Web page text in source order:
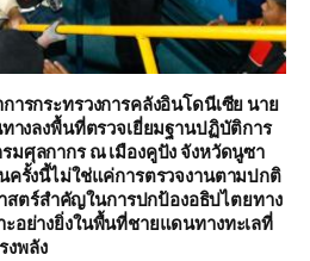
รกระทรวงการคลังอินโดนีเซีย นาย
างลงพื้นที่ตรวจเยี่ยมฐานปฏิบัติการ
มศุลกากร ณ เมืองคูปัง จังหวัดนูซา
ครั้งนี้ไม่ใช่แค่การตรวจงานตามปกติ
สตร์สำคัญในการปกป้องอธิปไตยทาง
ะอย่างยิ่งในพื้นที่ชายแดนทางทะเลที่
งพลัง